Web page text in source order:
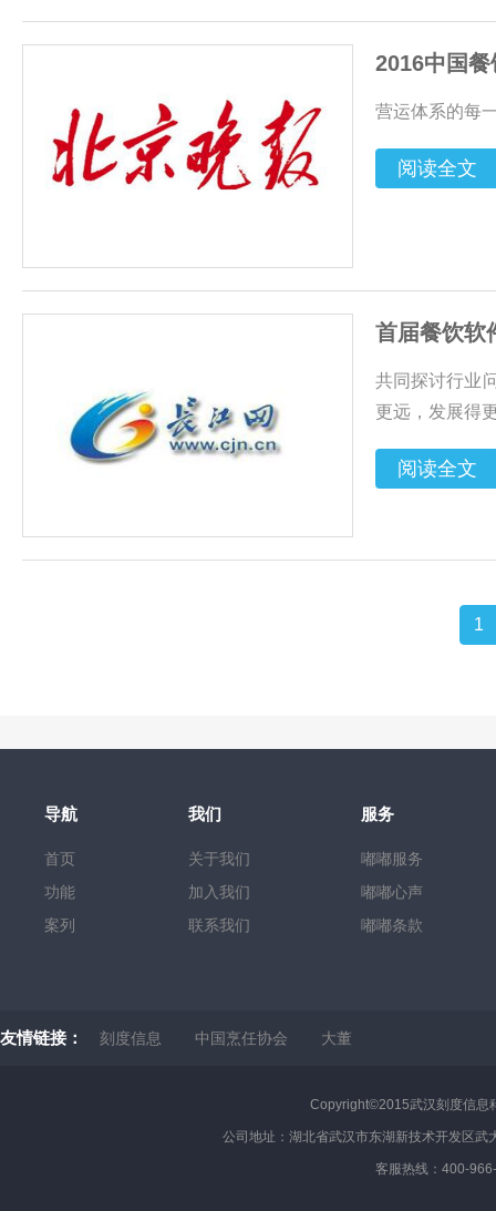
2016中国
营运体系的每
阅读全文
首届餐饮软
共同探讨行业
更远，发展得
阅读全文
1
导航
首页
功能
案列
我们
关于我们
加入我们
联系我们
服务
嘟嘟服务
嘟嘟心声
嘟嘟条款
友情链接： 刻度信息 中国烹任协会 大董
Copyright©2015武汉刻度信息
公司地址：湖北省武汉市东湖新技术开发区
客服热线：400-